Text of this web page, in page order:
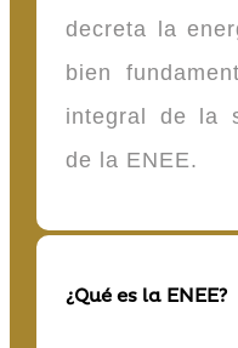
decreta la
bien
integral de la
de la ENEE.
¿Qué es la ENEE?